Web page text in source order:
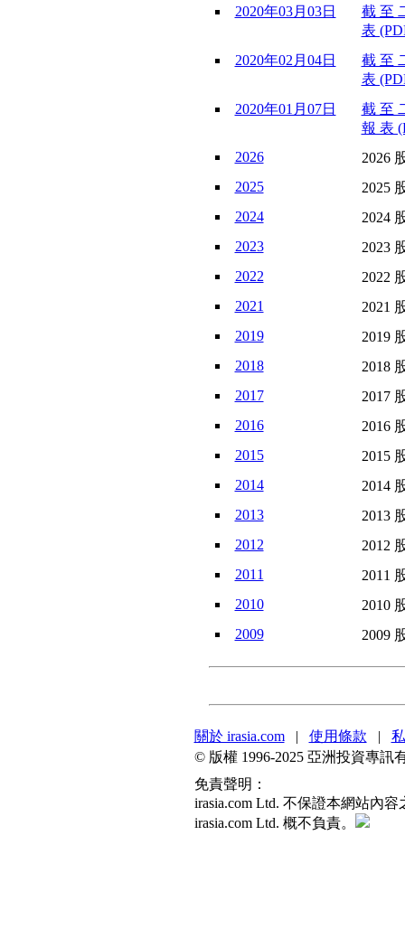
2020年03月03日
截 至
表
2020年02月04日
截 至
表
2020年01月07日
截 至
報 表
2026
2026
2025
2025
2024
2024
2023
2023
2022
2022
2021
2021
2019
2019
2018
2018
2017
2017
2016
2016
2015
2015
2014
2014
2013
2013
2012
2012
2011
2011
2010
2010
2009
2009
關於 irasia.com| 使用條款 |
© 版權 1996-2025 亞洲投資專訊
免責聲明：
irasia.com Ltd. 不保證本網站內
irasia.com Ltd. 概不負責。